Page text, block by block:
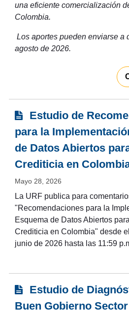
una eficiente comercialización
Colombia.
Los aportes pueden enviarse a
agosto de 2026.
Estudio de
para la
de Datos Abiertos
Crediticia en
Mayo 28, 2026
La URF publica para
"Recomendaciones para la
Esquema de Datos Abiertos
Crediticia en Colombia" desde
junio de 2026 hasta las 11:59
Estudio de
Buen Gobierno